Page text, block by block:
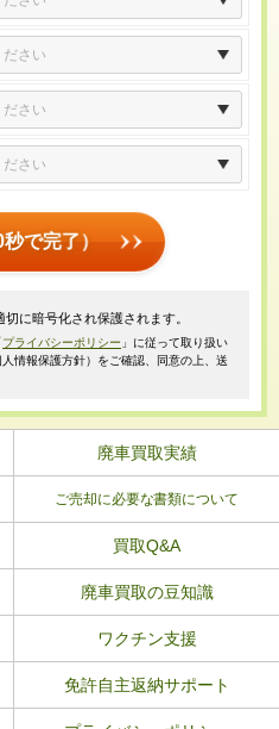
で完了）
に暗号化され保護されます。
プライバシーポリシー 」に従って取り扱い
情報保護方針）をご確認、同意の上、送
廃車買取実績
ご売却に必要な書類について
買取Q&A
廃車買取の豆知識
ワクチン支援
免許自主返納サポート